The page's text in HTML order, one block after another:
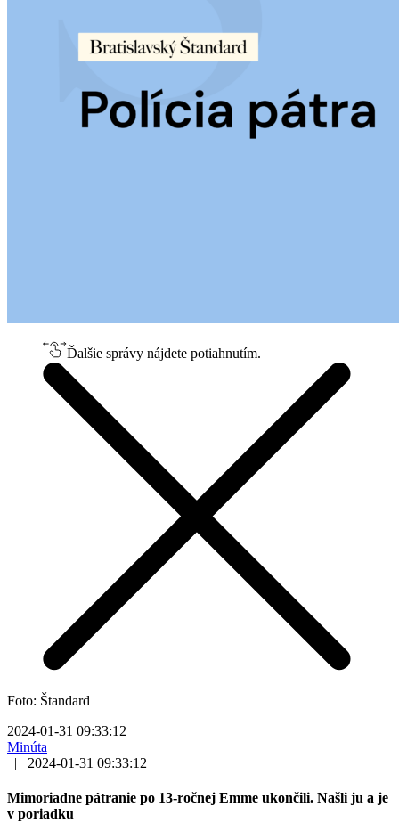
Ďalšie správy nájdete potiahnutím.
Foto: Štandard
2024-01-31 09:33:12
Minúta
|
2024-01-31 09:33:12
Mimoriadne pátranie po 13-ročnej Emme ukončili. Našli ju a je
v poriadku